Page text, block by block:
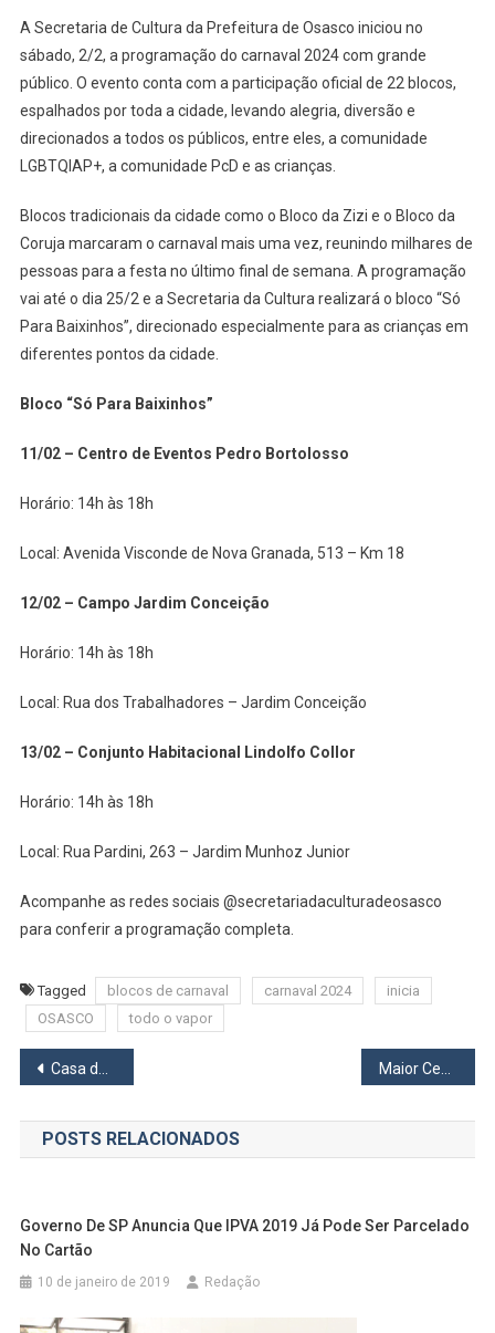
A
A Secretaria de Cultura da Prefeitura de Osasco iniciou no
sábado, 2/2, a programação do carnaval 2024 com grande
público. O evento conta com a participação oficial de 22 blocos,
espalhados por toda a cidade, levando alegria, diversão e
direcionados a todos os públicos, entre eles, a comunidade
LGBTQIAP+, a comunidade PcD e as crianças.
Blocos tradicionais da cidade como o Bloco da Zizi e o Bloco da
Coruja marcaram o carnaval mais uma vez, reunindo milhares de
pessoas para a festa no último final de semana. A programação
vai até o dia 25/2 e a Secretaria da Cultura realizará o bloco “Só
Para Baixinhos”, direcionado especialmente para as crianças em
diferentes pontos da cidade.
Bloco “Só Para Baixinhos”
11/02 – Centro de Eventos Pedro Bortolosso
Horário: 14h às 18h
Local: Avenida Visconde de Nova Granada, 513 – Km 18
12/02 – Campo Jardim Conceição
Horário: 14h às 18h
Local: Rua dos Trabalhadores – Jardim Conceição
13/02 – Conjunto Habitacional Lindolfo Collor
Horário: 14h às 18h
Local: Rua Pardini, 263 – Jardim Munhoz Junior
Acompanhe as redes sociais @secretariadaculturadeosasco
para conferir a programação completa.
Tagged blocos de carnaval carnaval 2024
inicia
OSASCO
todo o vapor
Navegação
de
Post
Casa do Norte Medina, uma interessante experiência de compra
POSTS RELACIONADOS
Governo De SP Anuncia Que IPVA 2019 Já Pode Ser Parcelado
No Cartão
10 de janeiro de 2019 Redação